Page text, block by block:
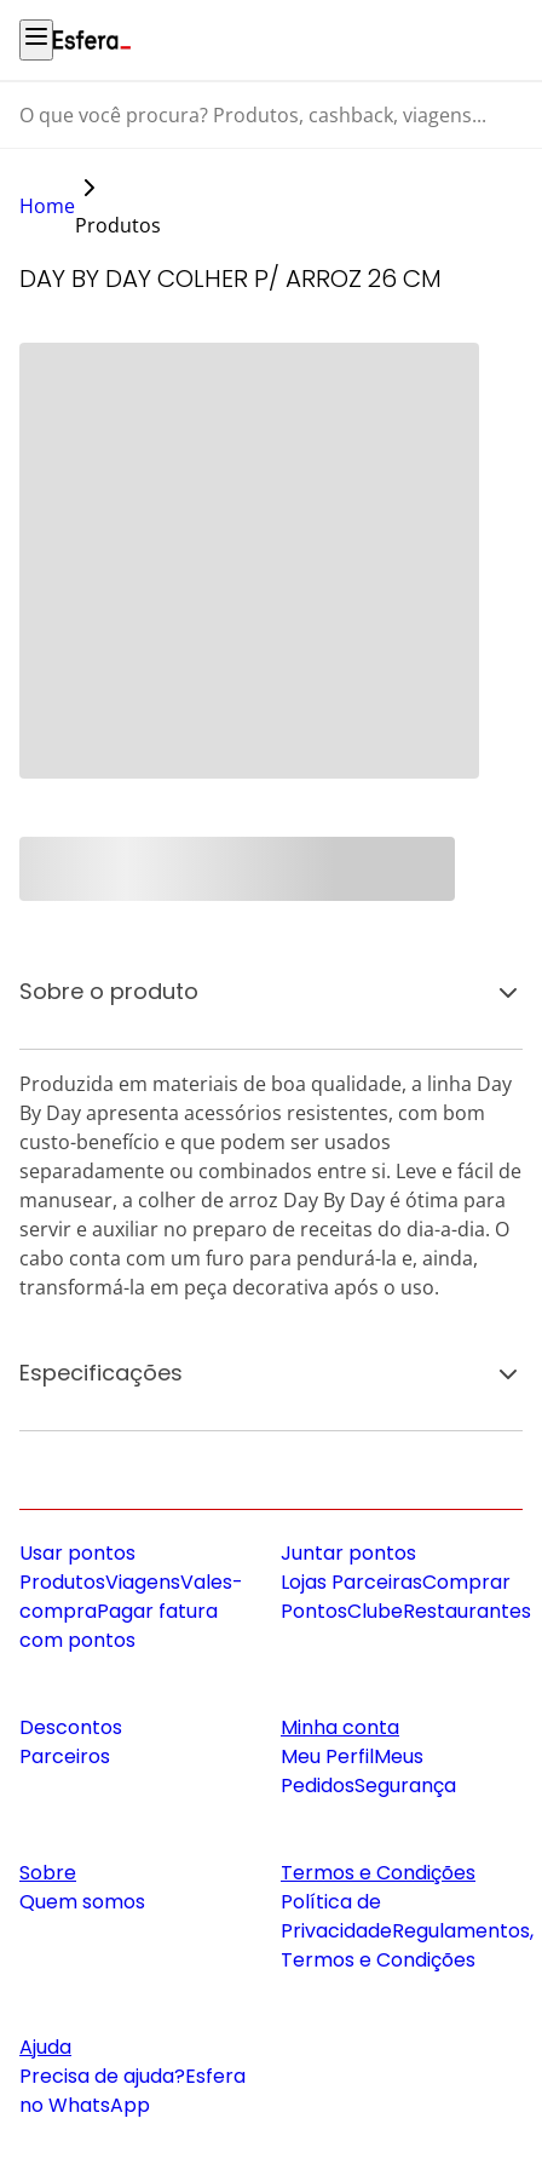
O que você procura? Produtos, cashback, viagens...
Home
Produtos
DAY BY DAY COLHER P/ ARROZ 26 CM
Sobre o produto
Produzida em materiais de boa qualidade, a linha Day
By Day apresenta acessórios resistentes, com bom
custo-benefício e que podem ser usados
separadamente ou combinados entre si. Leve e fácil de
manusear, a colher de arroz Day By Day é ótima para
servir e auxiliar no preparo de receitas do dia-a-dia. O
cabo conta com um furo para pendurá-la e, ainda,
transformá-la em peça decorativa após o uso.
Especificações
Usar pontos
ProdutosViagensVales-
compraPagar fatura
com pontos
Juntar pontos
Lojas ParceirasComprar
PontosClubeRestaurantes
Descontos
Parceiros
Minha conta
Meu PerfilMeus
PedidosSegurança
Sobre
Quem somos
Termos e Condições
Política de
PrivacidadeRegulamentos,
Termos e Condições
Ajuda
Precisa de ajuda?Esfera
no WhatsApp